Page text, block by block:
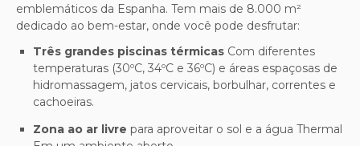
emblemáticos da Espanha. Tem mais de 8.000 m²
dedicado ao bem-estar, onde você pode desfrutar:
Três grandes piscinas térmicas Com diferentes
temperaturas (30ºC, 34ºC e 36ºC) e áreas espaçosas de
hidromassagem, jatos cervicais, borbulhar, correntes e
cachoeiras.
Zona ao ar livre para aproveitar o sol e a água Thermal